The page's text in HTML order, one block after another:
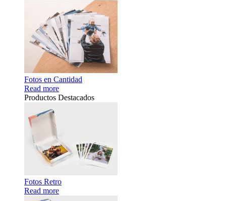
Fotos en Cantidad
Read more
Productos Destacados
Fotos Retro
Read more